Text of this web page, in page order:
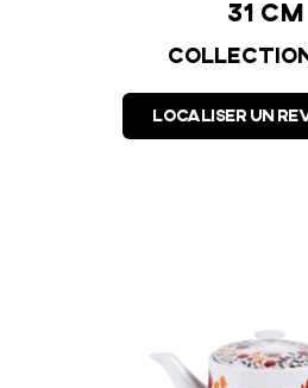
LOCALISER UN